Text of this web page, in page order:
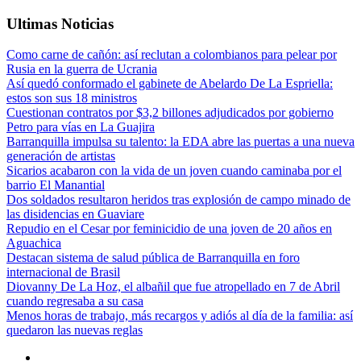
Ultimas Noticias
Como carne de cañón: así reclutan a colombianos para pelear por
Rusia en la guerra de Ucrania
Así quedó conformado el gabinete de Abelardo De La Espriella:
estos son sus 18 ministros
Cuestionan contratos por $3,2 billones adjudicados por gobierno
Petro para vías en La Guajira
Barranquilla impulsa su talento: la EDA abre las puertas a una nueva
generación de artistas
Sicarios acabaron con la vida de un joven cuando caminaba por el
barrio El Manantial
Dos soldados resultaron heridos tras explosión de campo minado de
las disidencias en Guaviare
Repudio en el Cesar por feminicidio de una joven de 20 años en
Aguachica
Destacan sistema de salud pública de Barranquilla en foro
internacional de Brasil
Diovanny De La Hoz, el albañil que fue atropellado en 7 de Abril
cuando regresaba a su casa
Menos horas de trabajo, más recargos y adiós al día de la familia: así
quedaron las nuevas reglas